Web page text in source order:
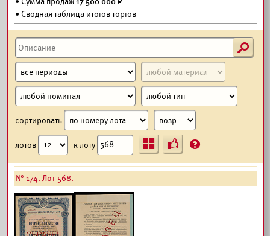
• Сводная таблица итогов торгов
s
сортировать
лотов к лоту Ъ ?
№ 174. Лот 568.